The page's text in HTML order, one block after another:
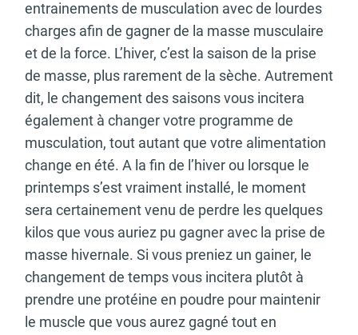
entrainements de musculation avec de lourdes
charges afin de gagner de la masse musculaire
et de la force. L’hiver, c’est la saison de la prise
de masse, plus rarement de la sèche. Autrement
dit, le changement des saisons vous incitera
également à changer votre programme de
musculation, tout autant que votre alimentation
change en été. A la fin de l’hiver ou lorsque le
printemps s’est vraiment installé, le moment
sera certainement venu de perdre les quelques
kilos que vous auriez pu gagner avec la prise de
masse hivernale. Si vous preniez un gainer, le
changement de temps vous incitera plutôt à
prendre une protéine en poudre pour maintenir
le muscle que vous aurez gagné tout en